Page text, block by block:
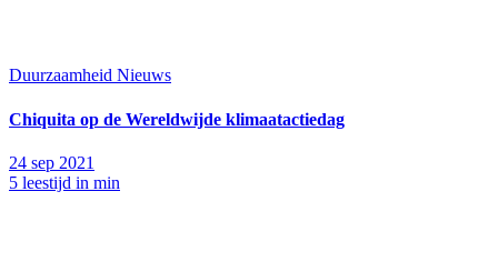
Duurzaamheid Nieuws
Chiquita op de Wereldwijde klimaatactiedag
24 sep 2021
5 leestijd in min